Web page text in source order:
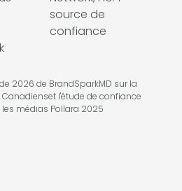
2026 de BrandSparkMD sur la
l'étude de confiance
médias Pollara 2025